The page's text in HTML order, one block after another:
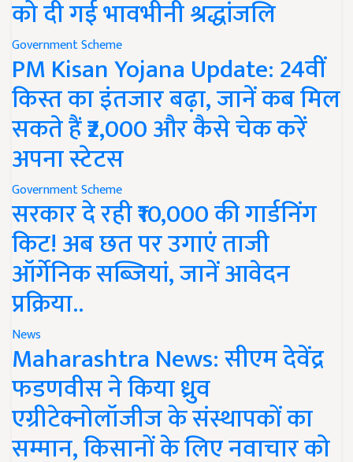
को दी गई भावभीनी श्रद्धांजलि
Government Scheme
PM Kisan Yojana Update: 24वीं
किस्त का इंतजार बढ़ा, जानें कब मिल
सकते हैं ₹2,000 और कैसे चेक करें
अपना स्टेटस
Government Scheme
सरकार दे रही ₹10,000 की गार्डनिंग
किट! अब छत पर उगाएं ताजी
ऑर्गेनिक सब्जियां, जानें आवेदन
प्रक्रिया..
News
Maharashtra News: सीएम देवेंद्र
फडणवीस ने किया ध्रुव
एग्रीटेक्नोलॉजीज के संस्थापकों का
सम्मान, किसानों के लिए नवाचार को